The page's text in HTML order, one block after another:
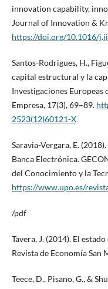
innovation capability,
Journal of Innovation &
https://doi.org/10.1016/
Santos-Rodrigues, H.,
capital estructural y la
Investigaciones Europeas
Empresa, 17(3), 69–89.
2523(12)60121-X
Saravia-Vergara, E.
Banca Electrónica.
del Conocimiento y la
https://www.upo.es/
/pdf
Tavera, J. (2014). El
Revista de Economía San
Teece, D., Pisano, G., &